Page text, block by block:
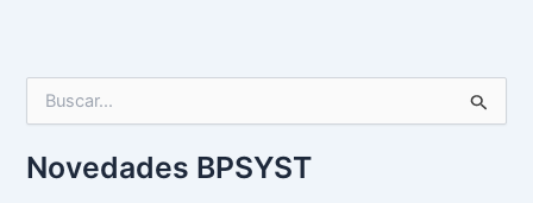
c
aNovedades BPSYST